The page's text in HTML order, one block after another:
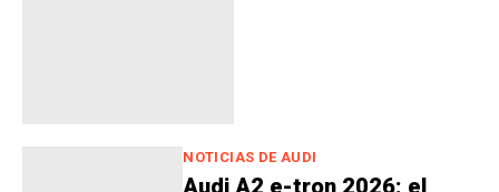
NOTICIAS DE AUDI
Audi A2 e-tron 2026: el